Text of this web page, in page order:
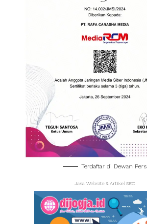
Terdaftar di Dewan Pers
Jasa Website & Artikel SEO